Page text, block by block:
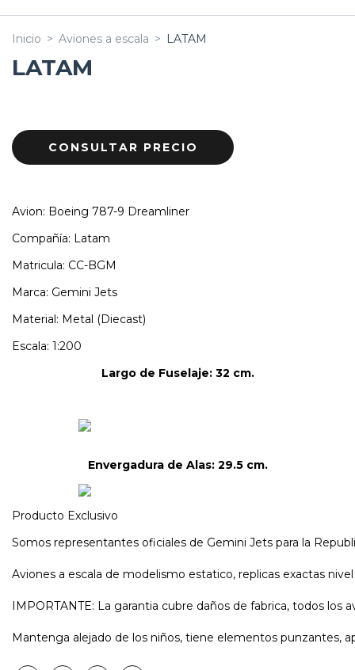
Inicio > Aviones a escala > LATAM
LATAM
Avion: Boeing 787-9 Dreamliner
Compañía: Latam
Matricula: CC-BGM
Marca: Gemini Jets
Material: Metal (Diecast)
Escala: 1:200
Largo de Fuselaje: 32 cm.
Envergadura de Alas: 29.5 cm.
Producto Exclusivo
Somos representantes oficiales de Gemini Jets para la
Aviones a escala de modelismo estatico, replicas exactas
IMPORTANTE: La garantia cubre daños de fabrica, todos los
Mantenga alejado de los niños, tiene elementos punzantes,